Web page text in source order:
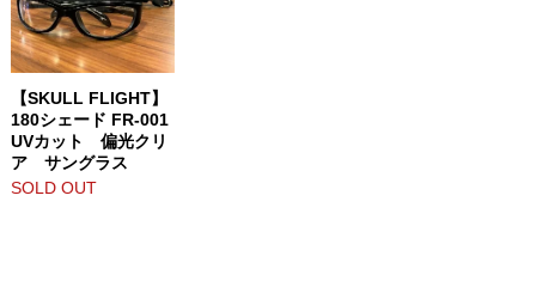
【SKULL FLIGHT】
180シェード FR-001
UVカット 偏光クリ
ア サングラス
SOLD OUT